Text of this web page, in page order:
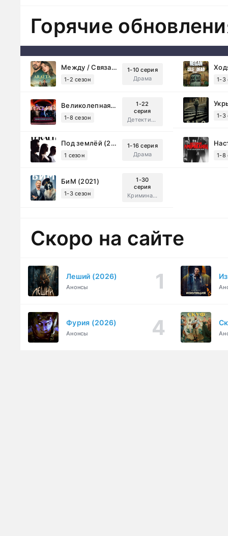
Горячие
Между / Связанные судьбой (2025)
1-2 сезон
1-10 серия
Драма
1-3
Великолепная Пятерка (2019)
1-8 сезон
1-22
серия
Детектив, Русский
1-3
Под землёй (2026)
1 сезон
1-16 серия
Драма
1-8
БиМ (2021)
1-3 сезон
1-30
серия
Криминал, Комедия
Скоро на сайте
Леший (2026)
Анонсы
Фурия (2026)
Анонсы